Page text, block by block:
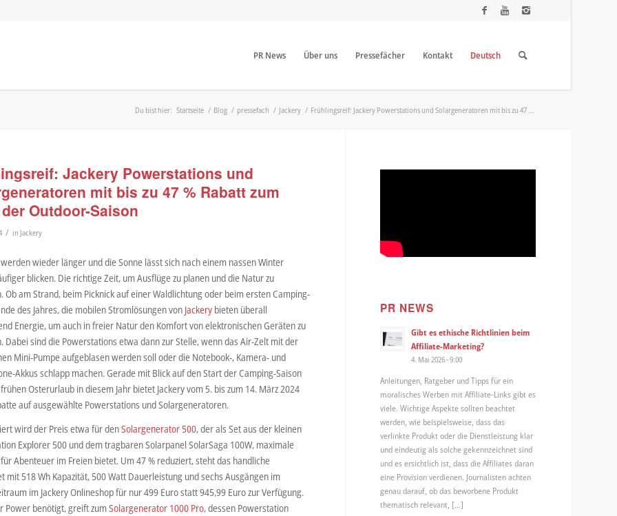
PR News Über uns Pressefächer Kontakt Deutsch
Du bist hier: Startseite / Blog / pressefach / Jackery / Frühlingsreif: Jackery Powerstations und Solargeneratoren mit bis zu 47 ...
Jackery Powerstations und
mit bis zu 47 % Rabatt zum
Outdoor-Saison
/ in Jackery
wieder länger und die Sonne lässt sich nach einem nassen Winter
blicken. Die richtige Zeit, um Ausflüge zu planen und die Natur zu
Ob am Strand, beim Picknick auf einer Waldlichtung oder beim ersten Camping-
des Jahres, die mobilen Stromlösungen von Jackerybieten überall
Energie, um auch in freier Natur den Komfort von elektronischen Geräten zu
Dabei sind die Powerstations etwa dann zur Stelle, wenn das Air-Zelt mit der
Mini-Pumpe aufgeblasen werden soll oder die Notebook-, Kamera- und
Akkus schlapp machen. Gerade mit Blick auf den Start der Camping-Saison
Osterurlaub in diesem Jahr bietet Jackery vom 5. bis zum 14. März 2024
auf ausgewählte Powerstations und Solargeneratoren.
wird der Preis etwa für denSolargenerator 500, der als Set aus der kleinen
Explorer 500 und dem tragbaren Solarpanel SolarSaga 100W, maximale
Abenteuer im Freien bietet. Um 47 % reduziert, steht das handliche
mit 518 Wh Kapazität, 500 Watt Dauerleistung und sechs Ausgängen im
im Jackery Onlineshop für nur 499 Euro statt 945,99 Euro zur Verfügung.
Power benötigt, greift zumSolargenerator 1000 Pro, dessen Powerstation
PR NEWS
Gibt es ethische Richtlinien beim
Affiliate-Marketing?
4. Mai 2026 - 9:00
Anleitungen, Ratgeber und Tipps für ein
moralisches Werben mit Affiliate-Links gibt es
viele. Wichtige Aspekte sollten beachtet
werden, wie beispielsweise, dass das
verlinkte Produkt oder die Dienstleistung klar
und eindeutig als solche gekennzeichnet sind
und es ersichtlich ist, dass die Affiliates daran
eine Provision verdienen. Journalisten achten
genau darauf, ob das beworbene Produkt
thematisch relevant, […]